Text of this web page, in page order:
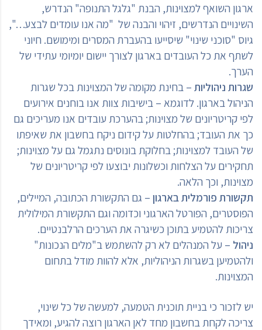
ארגון השואף למצוינות, הבנת "גלגל התנופה" הנדרש,
השינויים הנדרשים, זיהוי והבנה של "מה אנו עומדים לבצע…",
גיוס "סוכני שינוי" שיסייעו בהעברת המסרים ומימושם. חיוני
לשתף את כל העובדים בארגון לצורך יישום יומיומי עתידי של
הערך.
שגרות ניהוליות – בחינת מקומה של המצוינות בכל שגרות
הניהול בארגון. לדוגמא – בישיבות צוות אנו בוחנים אירועים
לפי קריטריונים של מצוינות; בהערכת עובדים אנו מעריכים גם
כך את העובד; בהחלטות על קידום ניקח בחשבון את שאיפתו
של העובד למצוינות; בחלוקת בונוסים נתגמל גם על מצוינות;
תחקירים על הצלחות וכשלונות יבוצעו לפי קריטריונים של
מצוינות, וכך הלאה.
תקשורת פורמלית בארגון – גם התקשורת הכתובה, המיילים,
הפוסטרים, הפורטל הארגוני וכדומה וגם התקשורת המילולית
צריכות להטמיע בתוכן כשיגרה את הערכים הרלבנטיים.
ניהול – על המנהלים לא רק להשתמש ב"מלים הנכונות"
ולהטמיען בשגרות הניהוליות, אלא להוות מודל בתחום
המצוינות.
יש לזכור כי בניית תוכנית הטמעה, למעשה של כל שינוי,
צריכה לקחת בחשבון מחד לאן הארגון רוצה להגיע, ומאידך